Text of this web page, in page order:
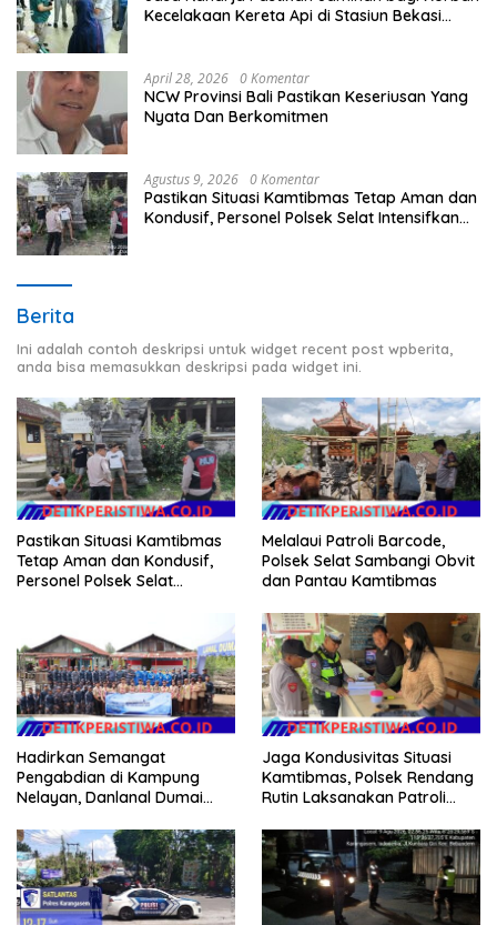
Kecelakaan Kereta Api di Stasiun Bekasi
April 28, 2026 0 Komentar
NCW Provinsi Bali Pastikan Keseriusan Yang
Nyata Dan Berkomitmen
Agustus 9, 2026 0 Komentar
Pastikan Situasi Kamtibmas Tetap Aman dan
Kondusif, Personel Polsek Selat Intensifkan
Berita
Ini adalah contoh deskripsi untuk widget recent post wpberita,
anda bisa memasukkan deskripsi pada widget ini.
Pastikan Situasi Kamtibmas
Tetap Aman dan Kondusif,
Personel Polsek Selat
Melalaui Patroli Barcode,
Polsek Selat Sambangi Obvit
dan Pantau Kamtibmas
Hadirkan Semangat
Pengabdian di Kampung
Nelayan, Danlanal Dumai
Bersih Pantai
Jaga Kondusivitas Situasi
Kamtibmas, Polsek Rendang
Rutin Laksanakan Patroli